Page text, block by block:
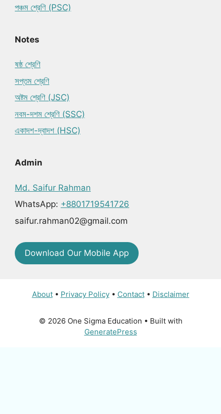
পঞ্চম শ্রেণি (PSC)
Notes
ষষ্ঠ শ্রেণি
সপ্তম শ্রেণি
অষ্টম শ্রেণি (JSC)
নবম-দশম শ্রেণি (SSC)
একাদশ-দ্বাদশ (HSC)
Admin
Md. Saifur Rahman
WhatsApp: +8801719541726
saifur.rahman02@gmail.com
Download Our Mobile App
About• Privacy Policy• Contact• Disclaimer
© 2026 One Sigma Education • Built with
GeneratePress